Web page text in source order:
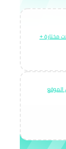
ستايلات مختارة +